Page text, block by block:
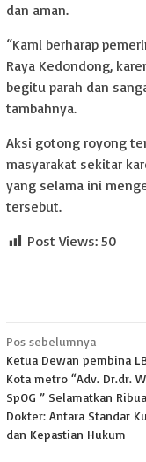
dan aman.
“Kami berharap
Raya Kedondong,
begitu parah dan
tambahnya.
Aksi gotong royong
masyarakat sekitar
yang selama ini
tersebut.
Post Views: 50
Navigasi
pos
Pos sebelumnya
Ketua Dewan pembina
Kota metro “Adv. Dr.dr.
SpOG ” Selamatkan
Dokter: Antara Standar
dan Kepastian Hukum